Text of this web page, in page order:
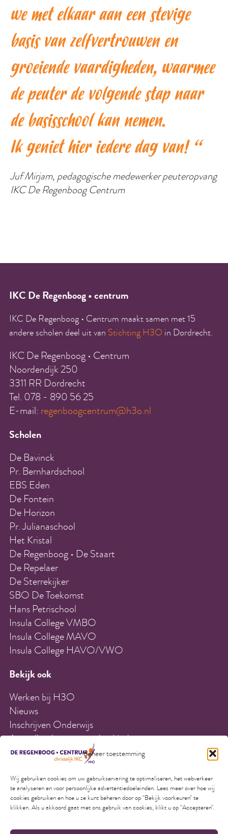
Beheer toestemming
Wij gebruiken cookies om uw gebruikservaring te optimaliseren, het webverkeer
te analyseren en voor persoonlijke advertentiedoeleinden. Lees meer over hoe wij
cookies gebruiken en hoe u ze kunt beheren door op "Bekijk voorkeuren" te
klikken. Als u akkoord gaat met ons gebruik van cookies, klikt u op "Accepteren".
we met elkaar aan een stevige
basis van zelfvertrouwen en
groeiende vaardigheden, waarmee
de peuter de volgende stap naar
de basisschool kan nemen.
Ik geniet hier iedere dag van! “
Juf Mirjam, pedagogische medewerker peuteropvang
IKC De Regenboog Centrum
IKC De Regenboog • centrum
IKC De Regenboog • Centrum maakt samen met 15
andere scholen deel uit van Stichting H3O in Dordrecht.
IKC De Regenboog • Centrum
Noordendijk 250
3311 RR Dordrecht
Tel. 078 - 890 56 25
E-mail: regenboogcentrum@h3o.nl
Scholen
De Bavinck
Pr. Bernhardschool
EBS Eden
De Fontein
De Horizon
Pr. Julianaschool
Het Kristal
De Regenboog • De Staart
De Repelaer
De Sterrekijker
SBO De Toekomst
Hans Petrischool
Insula College VMBO
Insula College MAVO
Insula College HAVO/VWO
Bekijk ook
Werken bij H3O
Nieuws
Inschrijven Onderwijs
Aanvullende voorwaarden kinderopvang
Algemene voorwaarden kinderopvang
Schoolgids
Privacy